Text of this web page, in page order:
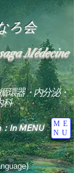
ろ会
Médecine
In MENU
ME
NU
環器・内分泌・
科